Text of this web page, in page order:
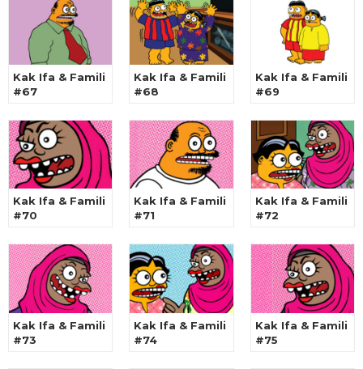
Kak Ifa & Famili
#67
Kak Ifa & Famili
#68
Kak Ifa & Famili
#69
Kak Ifa & Famili
#70
Kak Ifa & Famili
#71
Kak Ifa & Famili
#72
Kak Ifa & Famili
#73
Kak Ifa & Famili
#74
Kak Ifa & Famili
#75